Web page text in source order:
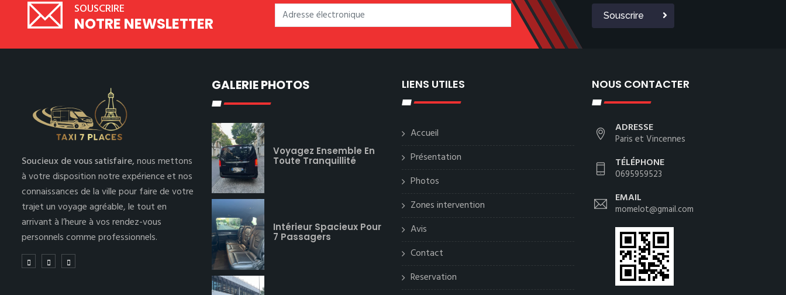
SOUSCRIRE
NOTRE NEWSLETTER Souscrire
Soucieux de vous satisfaire,nous mettons
à votre disposition notre expérience et nos
connaissances de la ville pour faire de votre
trajet un voyage agréable, le tout en
arrivant à l’heure à vos rendez-vous
personnels comme professionnels.
GALERIE PHOTOS
Voyagez Ensemble En
Toute Tranquillité
Intérieur Spacieux Pour
7 Passagers
LIENS UTILES
Accueil
Présentation
Photos
Zones intervention
Avis
Contact
Reservation
NOUS CONTACTER
ADRESSE
Paris et Vincennes
TÉLÉPHONE
0695959523
EMAIL
momelot@gmail.com